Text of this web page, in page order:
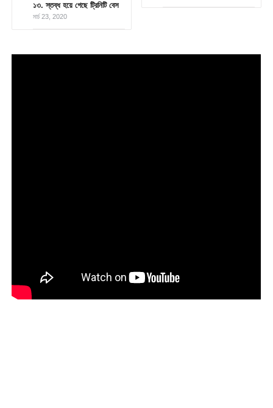
১৩. স্তব্ধ হয়ে গেছে ট্রিনিটি বেস
মার্চ 23, 2020